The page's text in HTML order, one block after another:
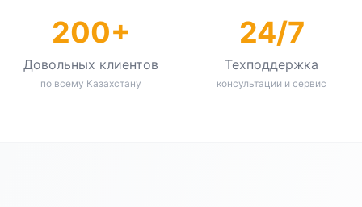
200+
Довольных клиентов
по всему Казахстану
24/7
Техподдержка
консультации и сервис